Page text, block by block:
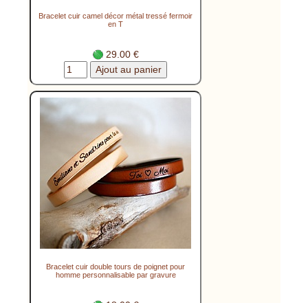
Bracelet cuir camel décor métal tressé fermoir
en T
29.00 €
Bracelet cuir double tours de poignet pour
homme personnalisable par gravure